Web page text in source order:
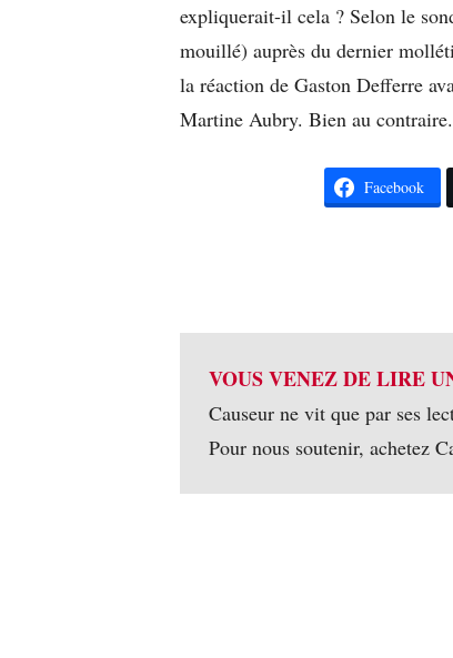
expliquerait-il cela ? Selon le
mouillé) auprès du dernier
la réaction de Gaston Defferre
Martine Aubry. Bien au contraire.
Facebook
VOUS VENEZ DE LIRE
Causeur ne vit que par ses
Pour nous soutenir, achetez